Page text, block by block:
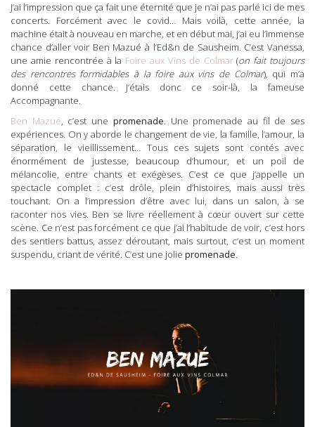
J’ai l’impression que ça fait une éternité que je n’ai pas parlé ici de mes
concerts. Forcément avec le covid… Mais voilà, cette année, la
machine était à nouveau en marche, et en début mai, j’ai eu l’immense
chance d’aller voir Ben Mazué à l’Ed&n de Sausheim. C’est Vanessa,
une amie rencontrée à la Foire aux Vins de Colmar(on fait toujours
des rencontres formidables à la foire aux vins de Colmar), qui m’a
donné cette chance. J’étais donc ce soir-là, la fameuse
Accompagnante.
Ben Mazué, c’est une promenade. Une promenade au fil de ses
expériences. On y aborde le changement de vie, la famille, l’amour, la
séparation, le vieillissement… Tous ces sujets sont contés avec
énormément de justesse, beaucoup d’humour, et un poil de
mélancolie, entre chants et exégèses. C’est ce que j’appelle un
spectacle complet : c’est drôle, plein d’histoires, mais aussi très
touchant. On a l’impression d’être avec lui, dans un salon, à se
raconter nos vies. Ben se livre réellement à cœur ouvert sur cette
scène. Ce n’est pas forcément ce que j’ai l’habitude de voir, c’est hors
des sentiers battus, assez déroutant, mais surtout, c’est un moment
suspendu, criant de vérité. C’est une jolie promenade.